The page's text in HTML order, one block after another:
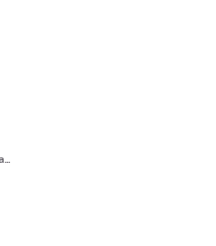
HOLY SMOKE BBQ Drveni komadi za dimnjenje-hrast 3KG